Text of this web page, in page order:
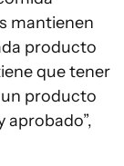
mantienen
producto
que tener
producto